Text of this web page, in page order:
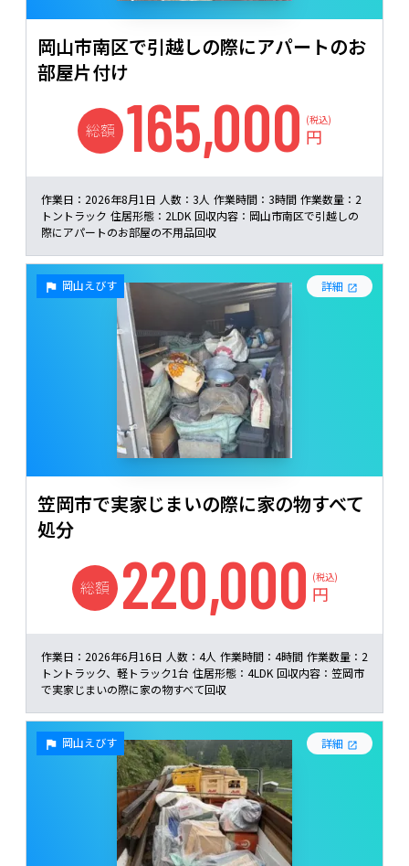
岡山市南区で引越しの際にアパートのお
部屋片付け
総額 165,000 (税込)
円
作業日： 2026年8月1日 人数： 3人 作業時間： 3時間 作業数量： 2
トントラック 住居形態： 2LDK 回収内容： 岡山市南区で引越しの
際にアパートのお部屋の不用品回収
岡山えびす 詳細
笠岡市で実家じまいの際に家の物すべて
処分
総額 220,000 (税込)
円
作業日： 2026年6月16日 人数： 4人 作業時間： 4時間 作業数量： 2
トントラック、軽トラック1台 住居形態： 4LDK 回収内容： 笠岡市
で実家じまいの際に家の物すべて回収
岡山えびす 詳細